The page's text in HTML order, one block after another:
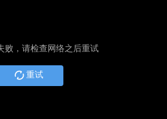
败，请检查网络之后重试
重试